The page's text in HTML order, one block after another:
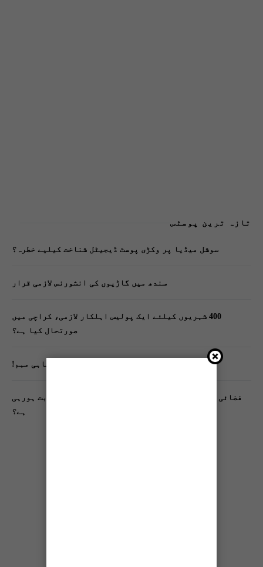
تازہ ترین پوسٹس
سوشل میڈیا پر وکڑی پوسٹ ڈیجیٹل شناخت کیلیے خطرہ؟
سندھ میں گاڑیوں کی انشورنس لازمی قرار
400 شہریوں کیلئے ایک پولیس اہلکار لازمی، کراچی میں
صورتحال کیا ہے؟
تنظیم اسلامی کے زیرِ اہتمام ملک گیر آگاہی مہم!
فضائی آلودگی انسانی دماغ کیلیے کیسے خطرناک ثابت ہورہی
ہے؟